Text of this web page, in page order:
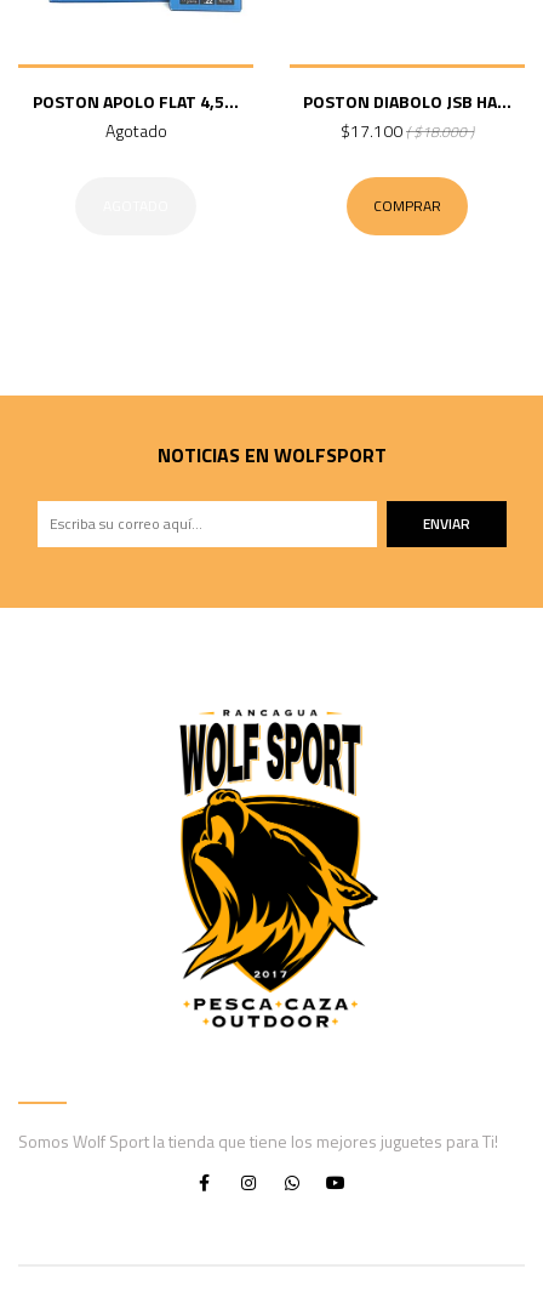
POSTON APOLO FLAT 4,5...
Agotado
POSTON DIABOLO JSB HA...
$17.100( $18.000 )
COMPRAR
NOTICIAS EN WOLFSPORT
ENVIAR
Somos Wolf Sport la tienda que tiene los mejores juguetes para Ti!